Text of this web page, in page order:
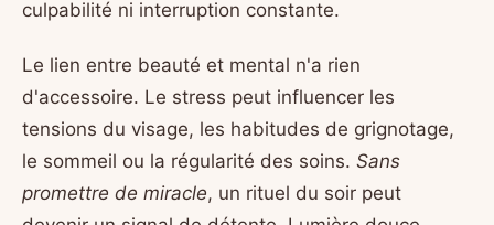
culpabilité ni interruption constante.
Le lien entre beauté et mental n'a rien
d'accessoire. Le stress peut influencer les
tensions du visage, les habitudes de grignotage,
le sommeil ou la régularité des soins. Sans
promettre de miracle, un rituel du soir peut